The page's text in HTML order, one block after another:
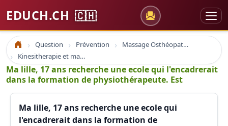
EDUCH.CH 🇨🇭
Accueil Question Prévention
Massage Osthéopathie Kinésiologie
Kinesitherapie et massage
Ma lille, 17 ans recherche une ecole qui l'encadrerait
dans la formation de physiothérapeute. Est
Ma lille, 17 ans recherche une ecole qui
l'encadrerait dans la formation de